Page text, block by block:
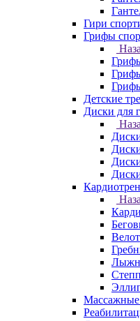
Гири
Грифы
Детские
Диски для